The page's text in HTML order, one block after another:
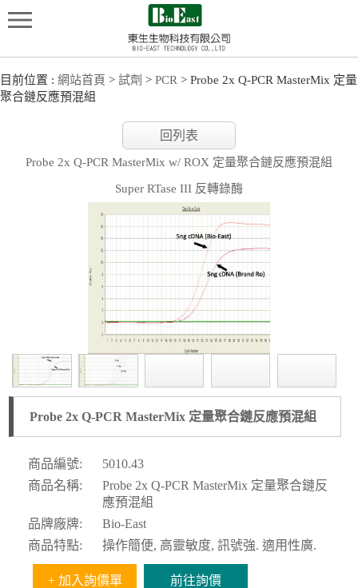
目前位置 : 網站首頁 > 試劑 > PCR > Probe 2x Q-PCR MasterMix 定量
聚合鏈反應預混組
回列表
Probe 2x Q-PCR MasterMix w/ ROX 定量聚合鏈反應預混組
Super RTase III 反轉錄酶
Probe 2x Q-PCR MasterMix 定量聚合鏈反應預混組
商品編號:
5010.43
商品名稱:
Probe 2x Q-PCR MasterMix 定量聚合鏈反
應預混組
品牌廠牌:
Bio-East
商品特點:
操作簡便, 高靈敏度, 訊號強. 適用性廣.
+ 加入詢價單 前往詢價